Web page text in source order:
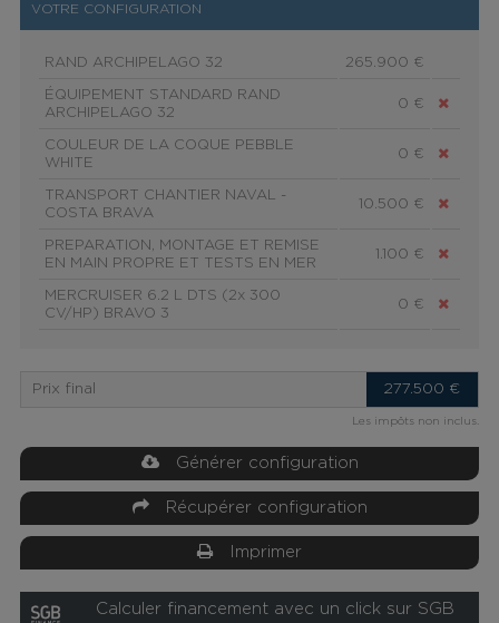
VOTRE CONFIGURATION
RAND ARCHIPELAGO 32 265.900 €
ÉQUIPEMENT STANDARD RAND
ARCHIPELAGO 32
0 €
COULEUR DE LA COQUE PEBBLE
WHITE
0 €
TRANSPORT CHANTIER NAVAL -
COSTA BRAVA
10.500 €
PREPARATION, MONTAGE ET REMISE
EN MAIN PROPRE ET TESTS EN MER
1.100 €
MERCRUISER 6.2 L DTS (2x 300
CV/HP) BRAVO 3
0 €
Prix final 277.500 €
Les impôts non inclus.
Générer configuration
Récupérer configuration
Imprimer
Calculer financement avec un click sur SGB